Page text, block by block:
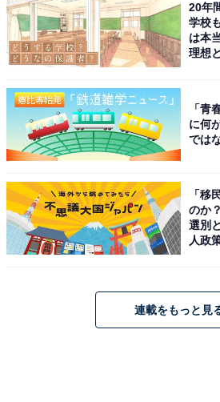
20年
学校
は本
理想
「青
に何
では
「移
のか
選別
人政
連載をもっと見